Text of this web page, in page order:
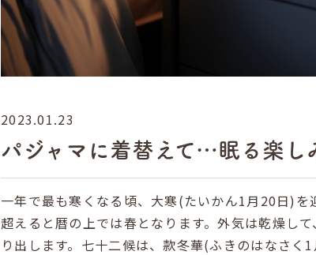
2023.01.23
パジャマに着替えて…眠る楽し
一年で最も寒くなる頃、大寒(たいかん1月20日)を
超えると暦の上では春となります。外気は乾燥し
り出します。七十二候は、款冬華(ふきのはなさ